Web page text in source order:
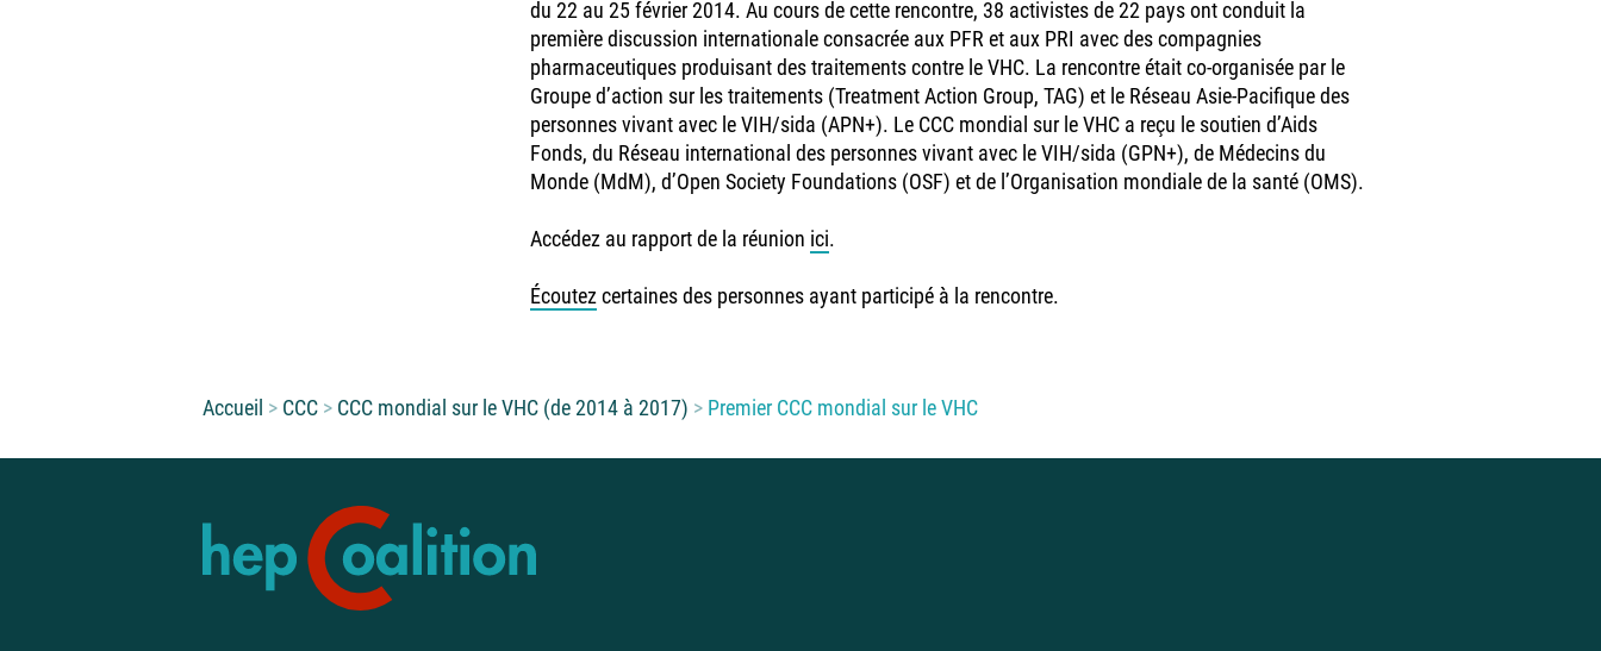
du 22 au 25 février 2014. Au cours de cette rencontre, 38 activistes de 22 pays ont conduit la
première discussion internationale consacrée aux PFR et aux PRI avec des compagnies
pharmaceutiques produisant des traitements contre le VHC. La rencontre était co-organisée par le
Groupe d’action sur les traitements (Treatment Action Group, TAG) et le Réseau Asie-Pacifique des
personnes vivant avec le VIH/sida (APN+). Le CCC mondial sur le VHC a reçu le soutien d’Aids
Fonds, du Réseau international des personnes vivant avec le VIH/sida (GPN+), de Médecins du
Monde (MdM), d’Open Society Foundations (OSF) et de l’Organisation mondiale de la santé (OMS).
Accédez au rapport de la réunion ici.
Écoutez certaines des personnes ayant participé à la rencontre.
Vous êtes ici :
Accueil CCC CCC mondial sur le VHC (de 2014 à 2017) Premier CCC mondial sur le VHC